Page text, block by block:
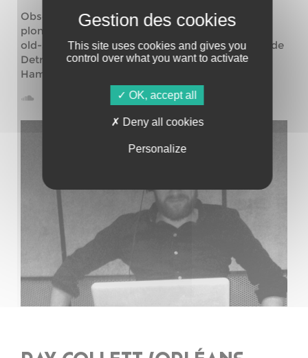
Obsédé du vinyl, Dj Need (Birdy Nam Nam)
plongera le dancefloor dans une vague electro
old-school déferlant sur les friches industrielles de
Detroit jusqu’aux cabarets technoïdes de
Hamburg.
This site uses cookies and gives you
control over what you want to activate
OK, accept all
Deny all cookies
Personalize